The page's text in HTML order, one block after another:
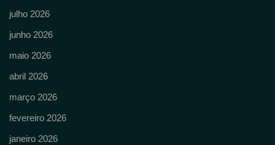
julho 2026
junho 2026
maio 2026
abril 2026
março 2026
fevereiro 2026
janeiro 2026